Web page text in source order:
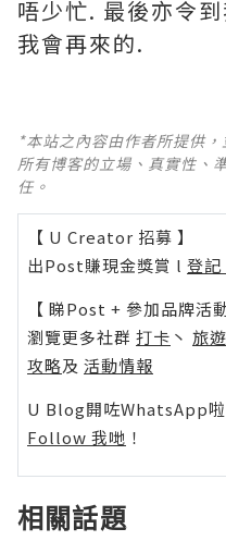
唔少忙. 最後亦令
我會再來的.
*本站之內容由作者所提供
所有博客的立場、真實性、
任。
【 U Creator 招募 】
出Post賺現金獎賞 l 登記
【 睇Post + 參加品牌活動
瀏覽更多社群 打卡 丶 旅遊
攻略及 活動情報
U Blog開咗WhatsApp啦
Follow 我哋 ！
相關話題